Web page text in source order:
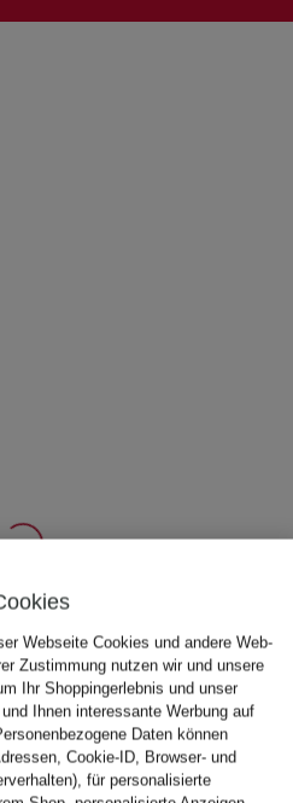
Webseite Cookies und andere Web-
Zustimmung nutzen wir und unsere
Ihr Shoppingerlebnis und unser
Ihnen interessante Werbung auf
Daten können
Cookie-ID, Browser- und
für personalisierte